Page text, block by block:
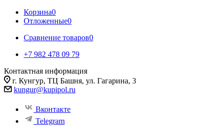
Корзина0
Отложенные0
Сравнение товаров0
+7 982 478 09 79
Контактная информация
г. Кунгур, ТЦ Башня, ул. Гагарина, 3
kungur@kupipol.ru
Вконтакте
Telegram